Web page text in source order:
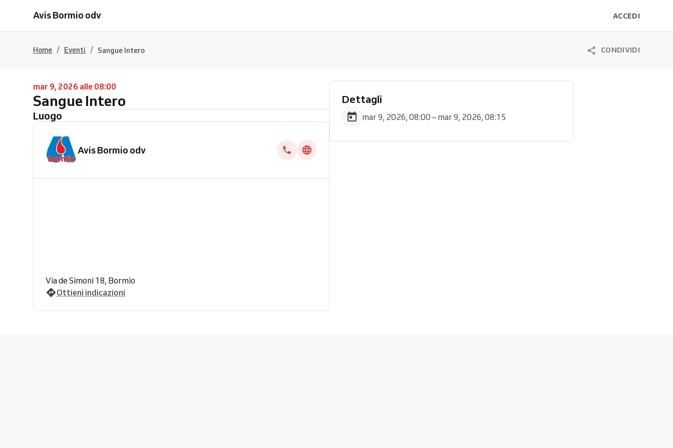
Avis Bormio odv ACCEDI
Home / Eventi / Sangue Intero CONDIVIDI
mar 9, 2026 alle 08:00
Sangue Intero
Luogo
Avis Bormio odv
Via de Simoni 18, Bormio
Ottieni indicazioni
Dettagli
mar 9, 2026, 08:00 – mar 9, 2026, 08:15